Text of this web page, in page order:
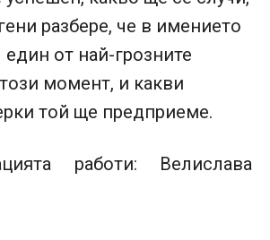
разбере, че в имението
един от най-грозните
момент, и какви
той ще предприеме.
работи: Велислава